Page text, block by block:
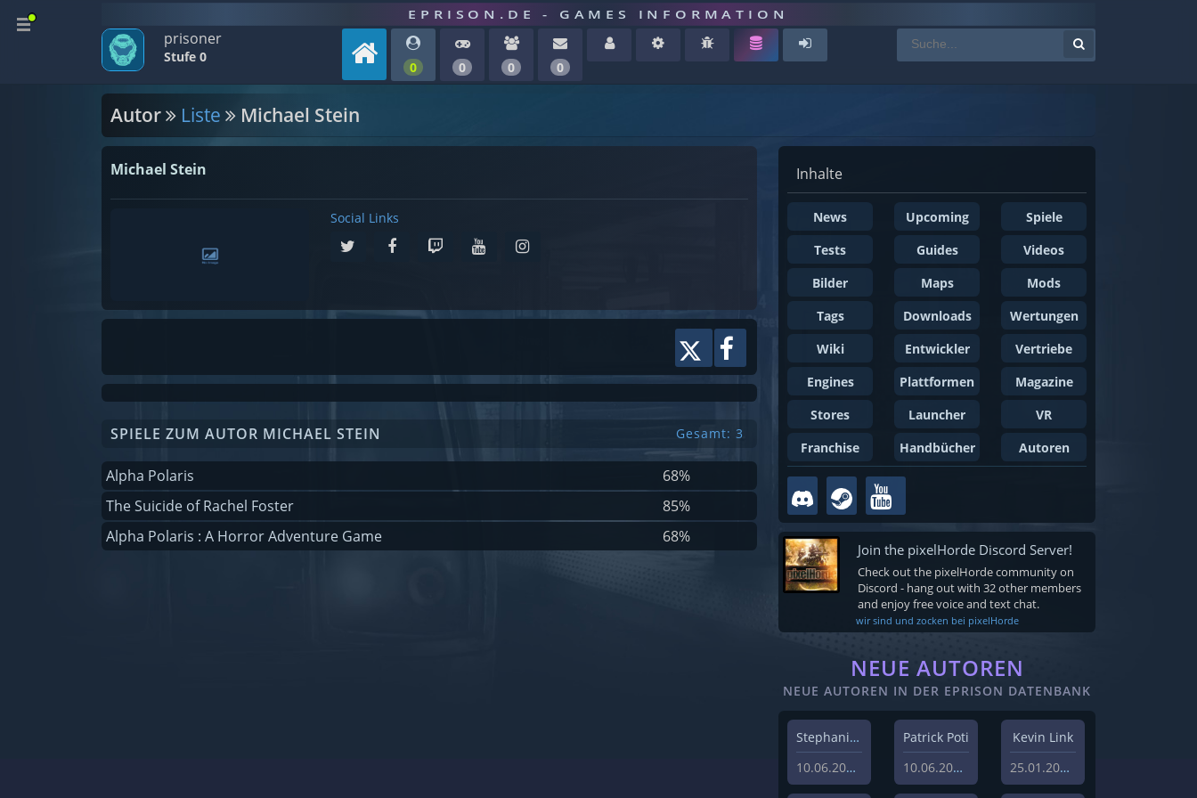
EPRISON.DE - GAMES INFORMATION
prisoner
Stufe 0
0 0 0 0
Autor Liste Michael Stein
Michael Stein
Social Links
SPIELE ZUM AUTOR MICHAEL STEIN Gesamt: 3
Alpha Polaris
68%
The Suicide of Rachel Foster
85%
Alpha Polaris : A Horror Adventure Game
68%
Inhalte
News Upcoming
Spiele
Tests
Guides
Videos
Bilder
Maps
Mods
Tags
Downloads
Wertungen
Wiki
Entwickler
Vertriebe
Engines
Plattformen
Magazine
Stores
Launcher
VR
Franchise
Handbücher Autoren
Join the pixelHorde Discord Server!
Check out the pixelHorde community on
Discord - hang out with 32 other members
and enjoy free voice and text chat.
wir sind und zocken bei pixelHorde
NEUE AUTOREN
NEUE AUTOREN IN DER EPRISON DATENBANK
Stephanie Schlottag
10.06.2026
Patrick Poti
10.06.2026
Kevin Link
25.01.2024